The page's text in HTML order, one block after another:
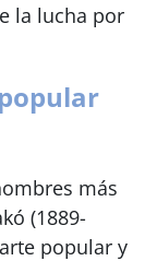
la lucha por
más
(1889-
popular y